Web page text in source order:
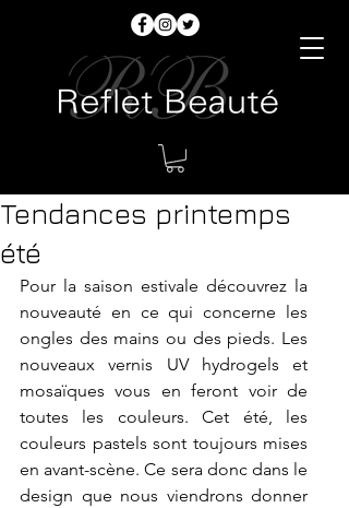
Tendances printemps
été
Pour la saison estivale découvrez la
nouveauté en ce qui concerne les
ongles des mains ou des pieds. Les
nouveaux vernis UV hydrogels et
mosaïques vous en feront voir de
toutes les couleurs. Cet été, les
couleurs pastels sont toujours mises
en avant-scène. Ce sera donc dans le
design que nous viendrons donner